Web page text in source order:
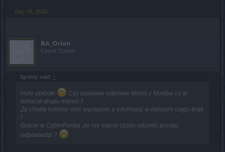
Dec 18, 2020
BA_Orion
Count Count
3gramy said: ↑
Halo obiboki
Czy łaskawie odpowie któryś z Modów co w
temacie dropu monet ?
Za chwile kolejne mini wyzwanie a informacji w dalszym ciągu brak
!
Gracie w CyberPunka ,że nie macie czasu udzielić prostej
odpowiedzi ?